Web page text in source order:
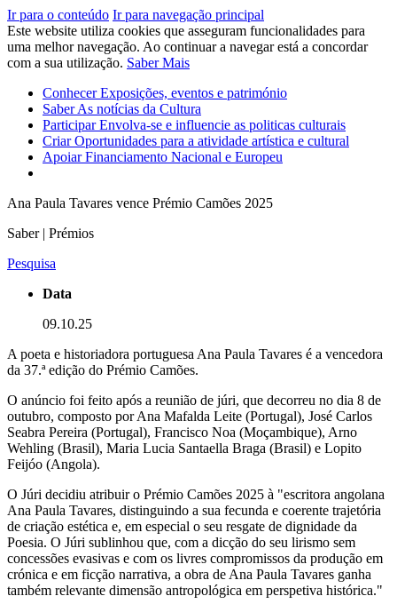
Ir para o conteúdo Ir para navegação principal
Este website utiliza cookies que asseguram funcionalidades para
uma melhor navegação. Ao continuar a navegar está a concordar
com a sua utilização. Saber Mais
ConhecerExposições, eventos e património
SaberAs notícias da Cultura
ParticiparEnvolva-se e influencie as politicas culturais
CriarOportunidades para a atividade artística e cultural
ApoiarFinanciamento Nacional e Europeu
Ana Paula Tavares vence Prémio Camões 2025
Saber | Prémios
Pesquisa
Data
09.10.25
A poeta e historiadora portuguesa Ana Paula Tavares é a vencedora
da 37.ª edição do Prémio Camões.
O anúncio foi feito após a reunião de júri, que decorreu no dia 8 de
outubro, composto por Ana Mafalda Leite (Portugal), José Carlos
Seabra Pereira (Portugal), Francisco Noa (Moçambique), Arno
Wehling (Brasil), Maria Lucia Santaella Braga (Brasil) e Lopito
Feijóo (Angola).
O Júri decidiu atribuir o Prémio Camões 2025 à "escritora angolana
Ana Paula Tavares, distinguindo a sua fecunda e coerente trajetória
de criação estética e, em especial o seu resgate de dignidade da
Poesia. O Júri sublinhou que, com a dicção do seu lirismo sem
concessões evasivas e com os livres compromissos da produção em
crónica e em ficção narrativa, a obra de Ana Paula Tavares ganha
também relevante dimensão antropológica em perspetiva histórica."